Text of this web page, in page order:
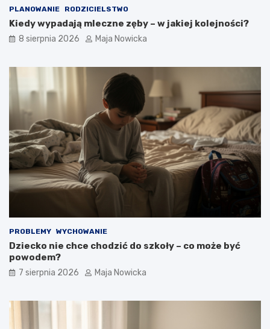
PLANOWANIE RODZICIELSTWO
Kiedy wypadają mleczne zęby – w jakiej kolejności?
8 sierpnia 2026 Maja Nowicka
PROBLEMY WYCHOWANIE
Dziecko nie chce chodzić do szkoły – co może być
powodem?
7 sierpnia 2026 Maja Nowicka